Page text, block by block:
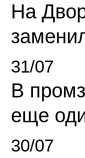
На
31/07
В
еще
30/07